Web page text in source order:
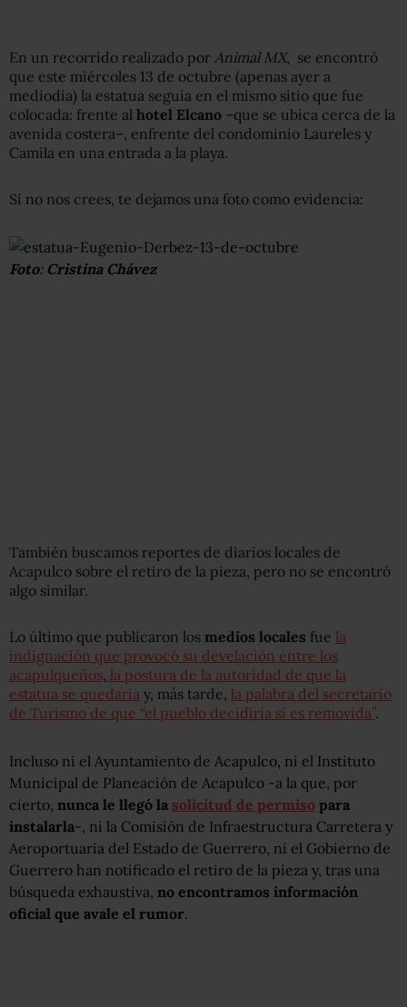
En un recorrido realizado por Animal MX, se encontró
que este miércoles 13 de octubre (apenas ayer a
mediodía) la estatua seguía en el mismo sitio que fue
colocada: frente al hotel Elcano –que se ubica cerca de la
avenida costera–, enfrente del condominio Laureles y
Camila en una entrada a la playa.
Si no nos crees, te dejamos una foto como evidencia:
Foto: Cristina Chávez
También buscamos reportes de diarios locales de
Acapulco sobre el retiro de la pieza, pero no se encontró
algo similar.
Lo último que publicaron los medios locales fue la
indignación que provocó su develación entre los
acapulqueños la postura de la autoridad de que la
estatua se quedaría y, más tarde, la palabra del secretario
de Turismo de que “el pueblo decidiría si es removida”.
Incluso ni el Ayuntamiento de Acapulco, ni el Instituto
Municipal de Planeación de Acapulco -a la que, por
cierto, nunca le llegó la solicitud de permiso para
instalarla-, ni la Comisión de Infraestructura Carretera y
Aeroportuaria del Estado de Guerrero, ni el Gobierno de
Guerrero han notificado el retiro de la pieza y, tras una
búsqueda exhaustiva, no encontramos información
oficial que avale el rumor.